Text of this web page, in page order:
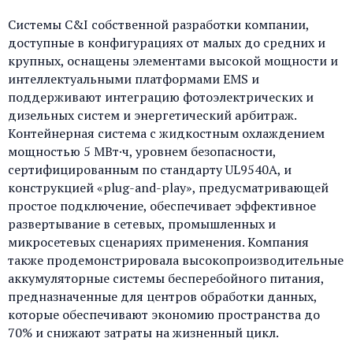
Системы C&I собственной разработки компании,
доступные в конфигурациях от малых до средних и
крупных, оснащены элементами высокой мощности и
интеллектуальными платформами EMS и
поддерживают интеграцию фотоэлектрических и
дизельных систем и энергетический арбитраж.
Контейнерная система с жидкостным охлаждением
мощностью 5 МВт·ч, уровнем безопасности,
сертифицированным по стандарту UL9540A, и
конструкцией «plug-and-play», предусматривающей
простое подключение, обеспечивает эффективное
развертывание в сетевых, промышленных и
микросетевых сценариях применения. Компания
также продемонстрировала высокопроизводительные
аккумуляторные системы бесперебойного питания,
предназначенные для центров обработки данных,
которые обеспечивают экономию пространства до
70% и снижают затраты на жизненный цикл.